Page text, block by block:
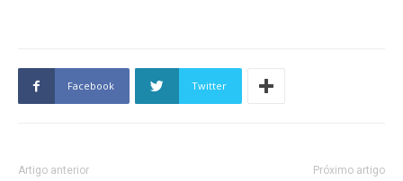
Facebook Twitter
Artigo anterior Próximo artigo